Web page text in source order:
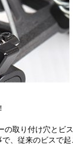
取り付け穴とビ
、従来のビスで